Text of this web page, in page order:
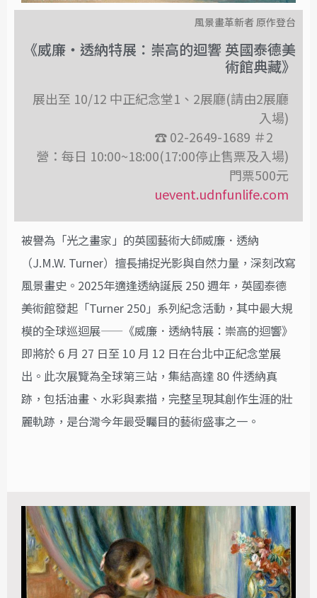
風景畫革新者 原作登台
《威廉・透納特展：崇高的迴響 英國泰德美
術館典藏》
展出至 10/12 中正紀念堂1、2展廳(請由2展廳
入場)
☎ 02-2649-1689 ＃2
營：每日 10:00~18:00(17:00停止售票及入場)
門票500元
uevent.udnfunlife.com
被譽為「光之畫家」的英國藝術大師威廉．透納
（J.M.W. Turner）擅長捕捉光影與自然力量，深刻改寫
風景畫史。2025年適逢透納誕辰 250 週年，英國泰德
美術館發起「Turner 250」系列紀念活動，其中最大規
模的全球巡迴展——《威廉．透納特展：崇高的迴響》
即將於 6 月 27 日至 10 月 12 日在台北中正紀念堂展
出。此次展覽為全球第三站，集結高達 80 件透納真
跡，包括油畫、水彩與素描，完整呈現其創作生涯的壯
麗軌跡，是台灣今年最受矚目的藝術盛事之一。